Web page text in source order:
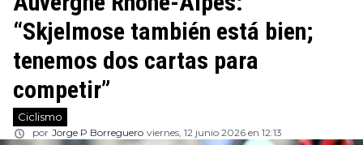
“Skjelmose también está bien;
tenemos dos cartas para
competir”
Ciclismo
por Jorge P Borreguero viernes, 12 junio 2026 en 12:13